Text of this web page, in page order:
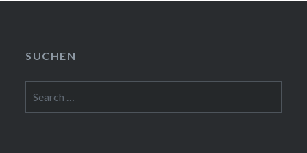
SUCHEN
for: